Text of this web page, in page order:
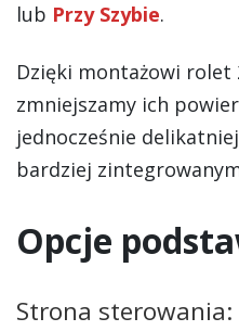
lub Przy Szybie.
Dzięki montażowi rolet
zmniejszamy ich
jednocześnie
bardziej
Opcje
Strona sterowania: